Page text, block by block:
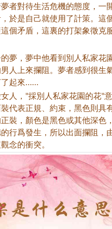
者對待生活危機的態度，一
於是自己就使用了計策。這
個矛盾，這裏的打架象徵克
夢，夢中他看到別人私家花
人上來攔阻。夢者感到很生
了起來……
人，"採別人私家花園的花"
代表正規、約束，黑色則具
裝，顏色是黑色或其他深色
行爲發生，所以出面攔阻，
念的衝突。